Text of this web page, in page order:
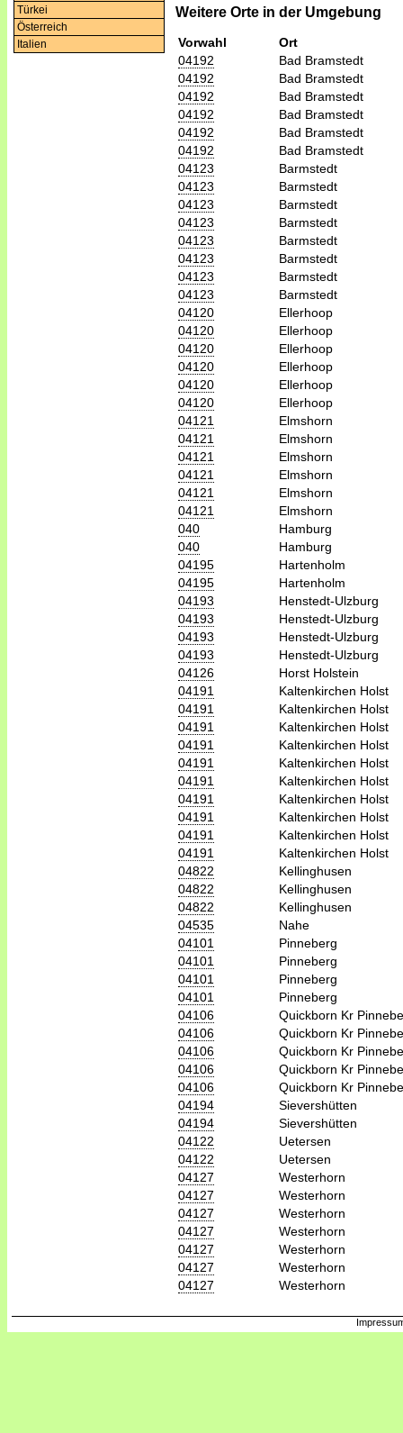
Türkei
Österreich
Italien
Weitere Orte in der Umgebung
Vorwahl
Ort
04192
Bad Bramstedt
04192
Bad Bramstedt
04192
Bad Bramstedt
04192
Bad Bramstedt
04192
Bad Bramstedt
04192
Bad Bramstedt
04123
Barmstedt
04123
Barmstedt
04123
Barmstedt
04123
Barmstedt
04123
Barmstedt
04123
Barmstedt
04123
Barmstedt
04123
Barmstedt
04120
Ellerhoop
04120
Ellerhoop
04120
Ellerhoop
04120
Ellerhoop
04120
Ellerhoop
04120
Ellerhoop
04121
Elmshorn
04121
Elmshorn
04121
Elmshorn
04121
Elmshorn
04121
Elmshorn
04121
Elmshorn
040
Hamburg
040
Hamburg
04195
Hartenholm
04195
Hartenholm
04193
Henstedt-Ulzburg
04193
Henstedt-Ulzburg
04193
Henstedt-Ulzburg
04193
Henstedt-Ulzburg
04126
Horst Holstein
04191
Kaltenkirchen Holst
04191
Kaltenkirchen Holst
04191
Kaltenkirchen Holst
04191
Kaltenkirchen Holst
04191
Kaltenkirchen Holst
04191
Kaltenkirchen Holst
04191
Kaltenkirchen Holst
04191
Kaltenkirchen Holst
04191
Kaltenkirchen Holst
04191
Kaltenkirchen Holst
04822
Kellinghusen
04822
Kellinghusen
04822
Kellinghusen
04535
Nahe
04101
Pinneberg
04101
Pinneberg
04101
Pinneberg
04101
Pinneberg
04106
Quickborn Kr
04106
Quickborn Kr
04106
Quickborn Kr
04106
Quickborn Kr
04106
Quickborn Kr
04194
Sievershütten
04194
Sievershütten
04122
Uetersen
04122
Uetersen
04127
Westerhorn
04127
Westerhorn
04127
Westerhorn
04127
Westerhorn
04127
Westerhorn
04127
Westerhorn
04127
Westerhorn